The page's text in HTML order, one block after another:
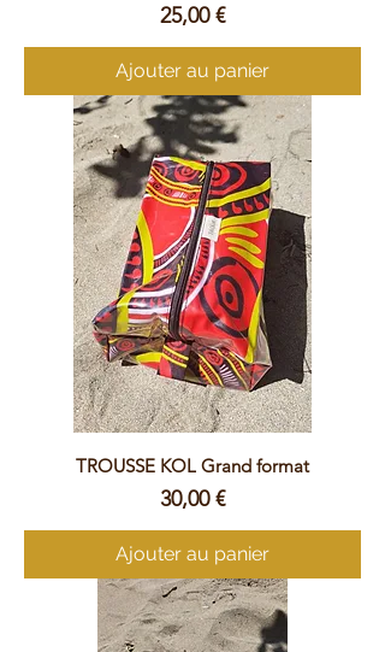
Prix
25,00 €
Ajouter au panier
TROUSSE KOL Grand format
Prix
30,00 €
Ajouter au panier